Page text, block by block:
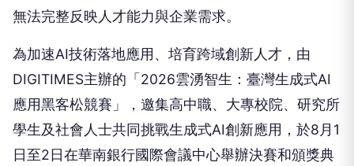
無法完整反映人才能力與企業需求。
為加速AI技術落地應用、培育跨域創新人才，由
DIGITIMES主辦的「2026雲湧智生：臺灣生成式AI
應用黑客松競賽」，邀集高中職、大專校院、研究所
學生及社會人士共同挑戰生成式AI創新應用，於8月1
日至2日在華南銀行國際會議中心舉辦決賽和頒獎典